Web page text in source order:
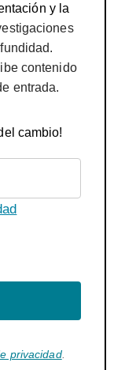
y la
contenido
entrada.
cambio!
privacidad.